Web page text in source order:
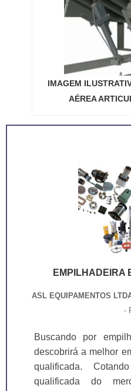
IMAGEM
AÉREA
EMPILHADEIRA
ASL EQUIPAMENTOS
-
Buscando por
descobrirá a melhor
qualificada.
qualificada do